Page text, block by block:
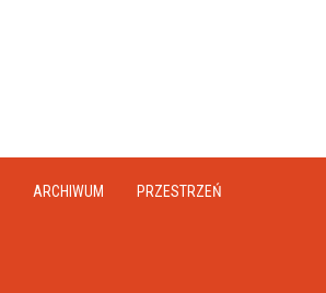
ARCHIWUM PRZESTRZEŃ